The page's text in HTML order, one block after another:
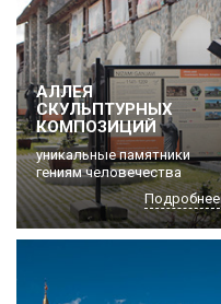
АЛЛЕЯ
СКУЛЬПТУРНЫХ
КОМПОЗИЦИЙ
уникальные памятники
гениям человечества
Подробнее